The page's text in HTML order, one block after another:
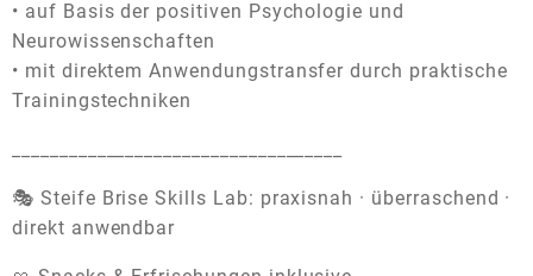
• auf Basis der positiven Psychologie und
Neurowissenschaften
• mit direktem Anwendungstransfer durch praktische
Trainingstechniken
🎭 Steife Brise Skills Lab: praxisnah · überraschend ·
direkt anwendbar